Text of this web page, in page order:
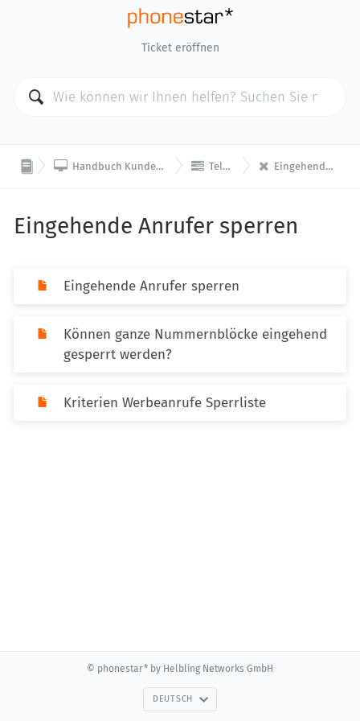
Ticket eröffnen
 Handbuch Kundenkonto (my.phonestar.ch)  Telefonanlage  Eingehende Anrufer sperren
Eingehende Anrufer sperren
Eingehende Anrufer sperren
Können ganze Nummernblöcke eingehend
gesperrt werden?
Kriterien Werbeanrufe Sperrliste
© phonestar* by Helbling Networks GmbH
DEUTSCH